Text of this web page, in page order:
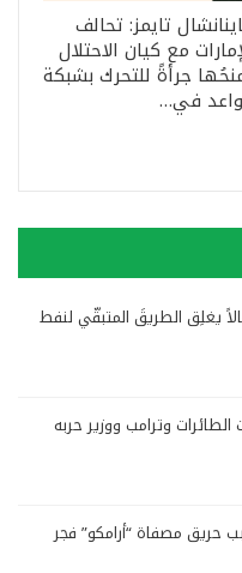
تايمز: تحالف
مع كيان الاحتلال
جرأةً للتحرك بشبكة
في…
يغلِق الطريقَ المتبقّي لنفط
وترامب ووزير حربه
حريق مصفاة “أرامكو” فجر